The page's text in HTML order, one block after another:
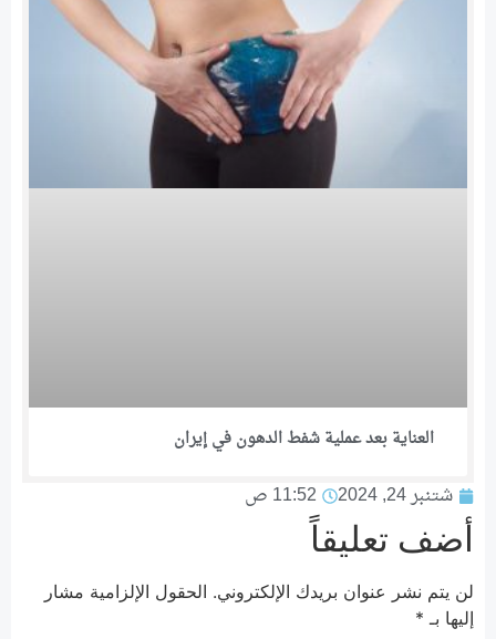
العناية بعد عملية شفط الدهون في إيران
شتنبر 24, 2024 11:52 ص
أضف تعليقاً
لن يتم نشر عنوان بريدك الإلكتروني. الحقول الإلزامية مشار
إليها بـ *